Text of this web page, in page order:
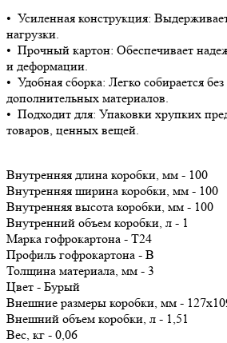
• Усиленная конструкция:
нагрузки.
• Прочный картон: Обеспечивает
и деформации.
• Удобная сборка: Легко собирается
дополнительных материалов.
• Подходит для: Упаковки хрупких
товаров, ценных вещей.
Внутренняя длина коробки, мм - 100
Внутренняя ширина коробки, мм - 100
Внутренняя высота коробки, мм - 100
Внутренний объем коробки, л - 1
Марка гофрокартона - Т24
Профиль гофрокартона - B
Толщина материала, мм - 3
Цвет - Бурый
Внешние размеры коробки, мм -
Внешний объем коробки, л - 1,51
Вес, кг - 0,06